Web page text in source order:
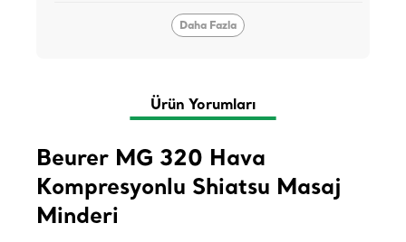
Daha Fazla
Ürün Yorumları
Beurer MG 320 Hava
Kompresyonlu Shiatsu Masaj
Minderi